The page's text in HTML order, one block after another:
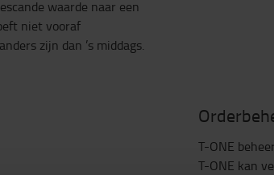
waarde naar een
niet vooraf
zijn dan ’s middags.
T-ONE
T-ONE kan